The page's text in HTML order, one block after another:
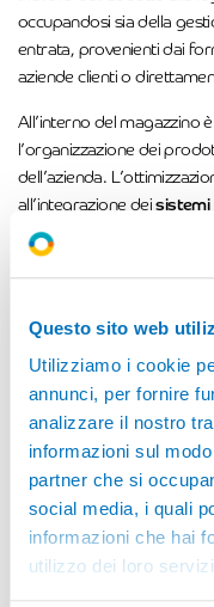
Questo sito web
Utilizziamo i cookie
annunci, per fornire
analizzare il nostro
informazioni sul
partner che si
social media, i quali
informazioni che hai
utilizzo dei loro
occupandosi sia della
entrata, provenienti dai
aziende clienti o
All’interno del magazzino
l’organizzazione dei
dell’azienda.
all’integrazione deisistemi
essere via via più
aumentare la
importanza per la
relativi al trasporto e alla
di nuovisoftware,
logistici incrementando la
sprechi